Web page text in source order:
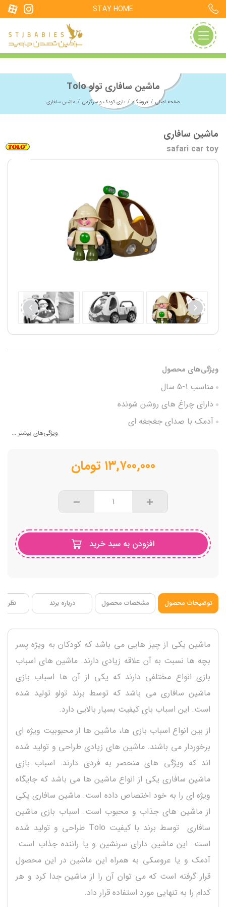
STAY HOME
ماشین سافاری تولو Tolo
صفحه اصلی فروشگاه بازی کودک و سرگرمی ماشین سافاری
ماشین سافاری
safari car toy
ویژگی‌های محصول
مناسب 1-5 سال
دارای چراغ های روشن شونده
آدمک با صدای جغجغه ای
ویژگی‌های بیشتر ...
۱۳,۷۰۰,۰۰۰ تومان
افزودن به سبد خرید
توضیحات محصول مشخصات محصول درباره برند نظرات
ماشین یکی از چیز هایی می باشد که کودکان به ویژه پسر
بچه ها نسبت به آن علاقه زیادی دارند. ماشین های اسباب
بازی انواع مختلفی دارند که یکی از آن ها اسباب بازی
ماشین سافاری می باشد که توسط برند تولو تولید شده
است. این اسباب بای کیفیت بسیار بالایی دارد.
از بین انواع اسباب بازی ها، ماشین ها از محبوبیت ویژه ای
برخوردار می باشند. ماشین های زیادی طراحی و تولید شده
اند که ویژگی های منحصر به فردی دارند. اسباب بازی
ماشین سافاری یکی از انواع ماشین ها می باشد که جایگاه
ویژه ای را به خود اختصاص داده است. ماشین سافاری یکی
از ماشین های جذاب و محبوب است. اسباب بازی ماشین
سافاری توسط برند با کیفیت Tolo طراحی و تولید شده
است. این ماشین دارای سرنشین و یا راننده جذاب است.
آدمک و یا عروسکی به همراه این ماشین در این محصول
قرار گرفته است که می توان آن را از ماشین جدا کرد و هر
کدام را به تنهایی مورد استفاده قرار داد.